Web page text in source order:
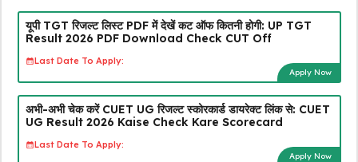
यूपी TGT रिजल्ट लिस्ट PDF में देखें कट ऑफ कितनी होगी: UP TGT
Result 2026 PDF Download Check CUT Off
Last Date To Apply:
Apply Now
अभी-अभी चेक करें CUET UG रिजल्ट स्कोरकार्ड डायरेक्ट लिंक से: CUET
UG Result 2026 Kaise Check Kare Scorecard
Last Date To Apply:
Apply Now